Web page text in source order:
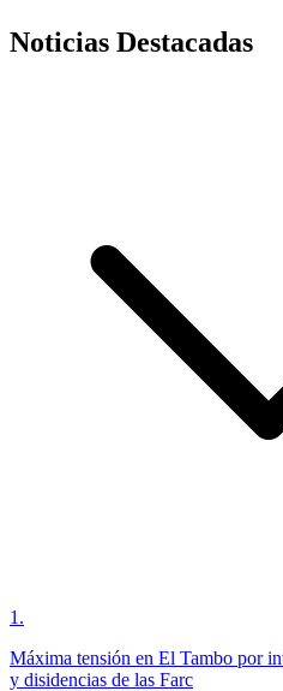
Noticias Destacadas
1 .
Máxima tensión en El Tambo por
y disidencias de las Farc